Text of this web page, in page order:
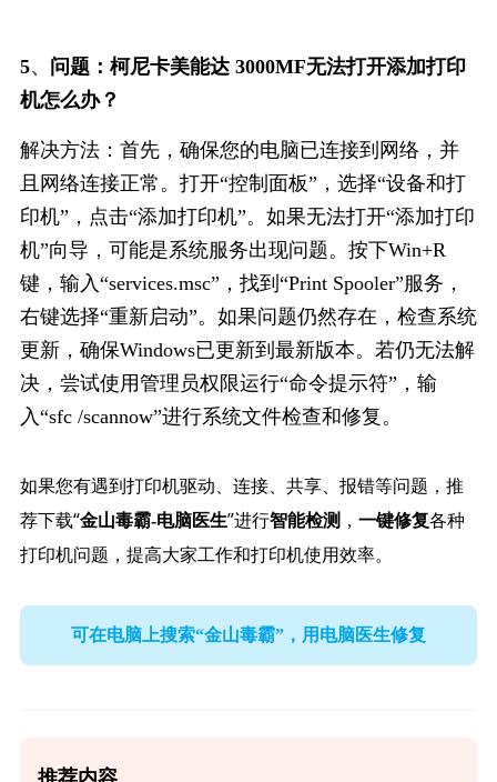
5、
问题：柯尼卡美能达 3000MF无法打开添加打印
机怎么办？
解决方法：首先，确保您的电脑已连接到网络，并
且网络连接正常。打开“控制面板”，选择“设备和打
印机”，点击“添加打印机”。如果无法打开“添加打印
机”向导，可能是系统服务出现问题。按下Win+R
键，输入“services.msc”，找到“Print Spooler”服务，
右键选择“重新启动”。如果问题仍然存在，检查系统
更新，确保Windows已更新到最新版本。若仍无法解
决，尝试使用管理员权限运行“命令提示符”，输
入“sfc /scannow”进行系统文件检查和修复。
如果您有遇到打印机驱动、连接、共享、报错等问题，推
荐下载“金山毒霸-电脑医生”进行智能检测， 一键修复各种
打印机问题，提高大家工作和打印机使用效率。
可在电脑上搜索“金山毒霸”，用电脑医生修复